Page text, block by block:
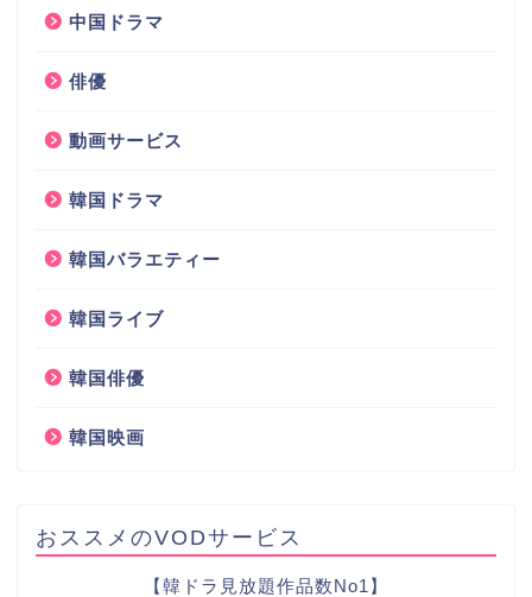
中国ドラマ
俳優
動画サービス
韓国ドラマ
韓国バラエティー
韓国ライブ
韓国俳優
韓国映画
おススメのVODサービス
【韓ドラ見放題作品数No1】